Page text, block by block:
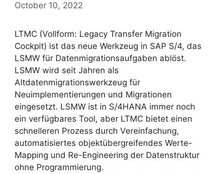
October 10, 2022
LTMC (Vollform: Legacy Transfer Migration
Cockpit) ist das neue Werkzeug in SAP S/4, das
LSMW für Datenmigrationsaufgaben ablöst.
LSMW wird seit Jahren als
Altdatenmigrationswerkzeug für
Neuimplementierungen und Migrationen
eingesetzt. LSMW ist in S/4HANA immer noch
ein verfügbares Tool, aber LTMC bietet einen
schnelleren Prozess durch Vereinfachung,
automatisiertes objektübergreifendes Werte-
Mapping und Re-Engineering der Datenstruktur
ohne Programmierung.